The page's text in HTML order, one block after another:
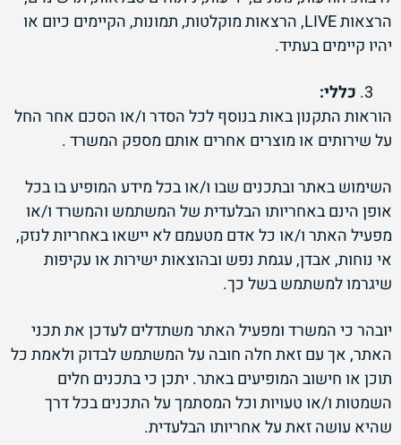
הרצאות LIVE, הרצאות מוקלטות, תמונות, הקיימים כיום או
יהיו קיימים בעתיד.
כללי:
הוראות התקנון באות בנוסף לכל הסדר ו/או הסכם אחר החל
על שירותים או מוצרים אחרים אותם מספק המשרד .
השימוש באתר ובתכנים שבו ו/או בכל מידע המופיע בו בכל
אופן הינם באחריותו הבלעדית של המשתמש והמשרד ו/או
מפעיל האתר ו/או כל אדם מטעמם לא יישאו באחריות לנזק,
אי נוחות, אבדן, עגמת נפש ובהוצאות ישירות או עקיפות
שיגרמו למשתמש בשל כך.
יובהר כי המשרד ומפעיל האתר משתדלים לעדכן את תכני
האתר, אך עם זאת חלה חובה על המשתמש לבדוק ולאמת כל
תוכן או חישוב המופיעים באתר. יתכן כי בתכנים חלים
השמטות ו/או טעויות וכל המסתמך על התכנים בכל דרך
שהיא עושה זאת על אחריותו הבלעדית.